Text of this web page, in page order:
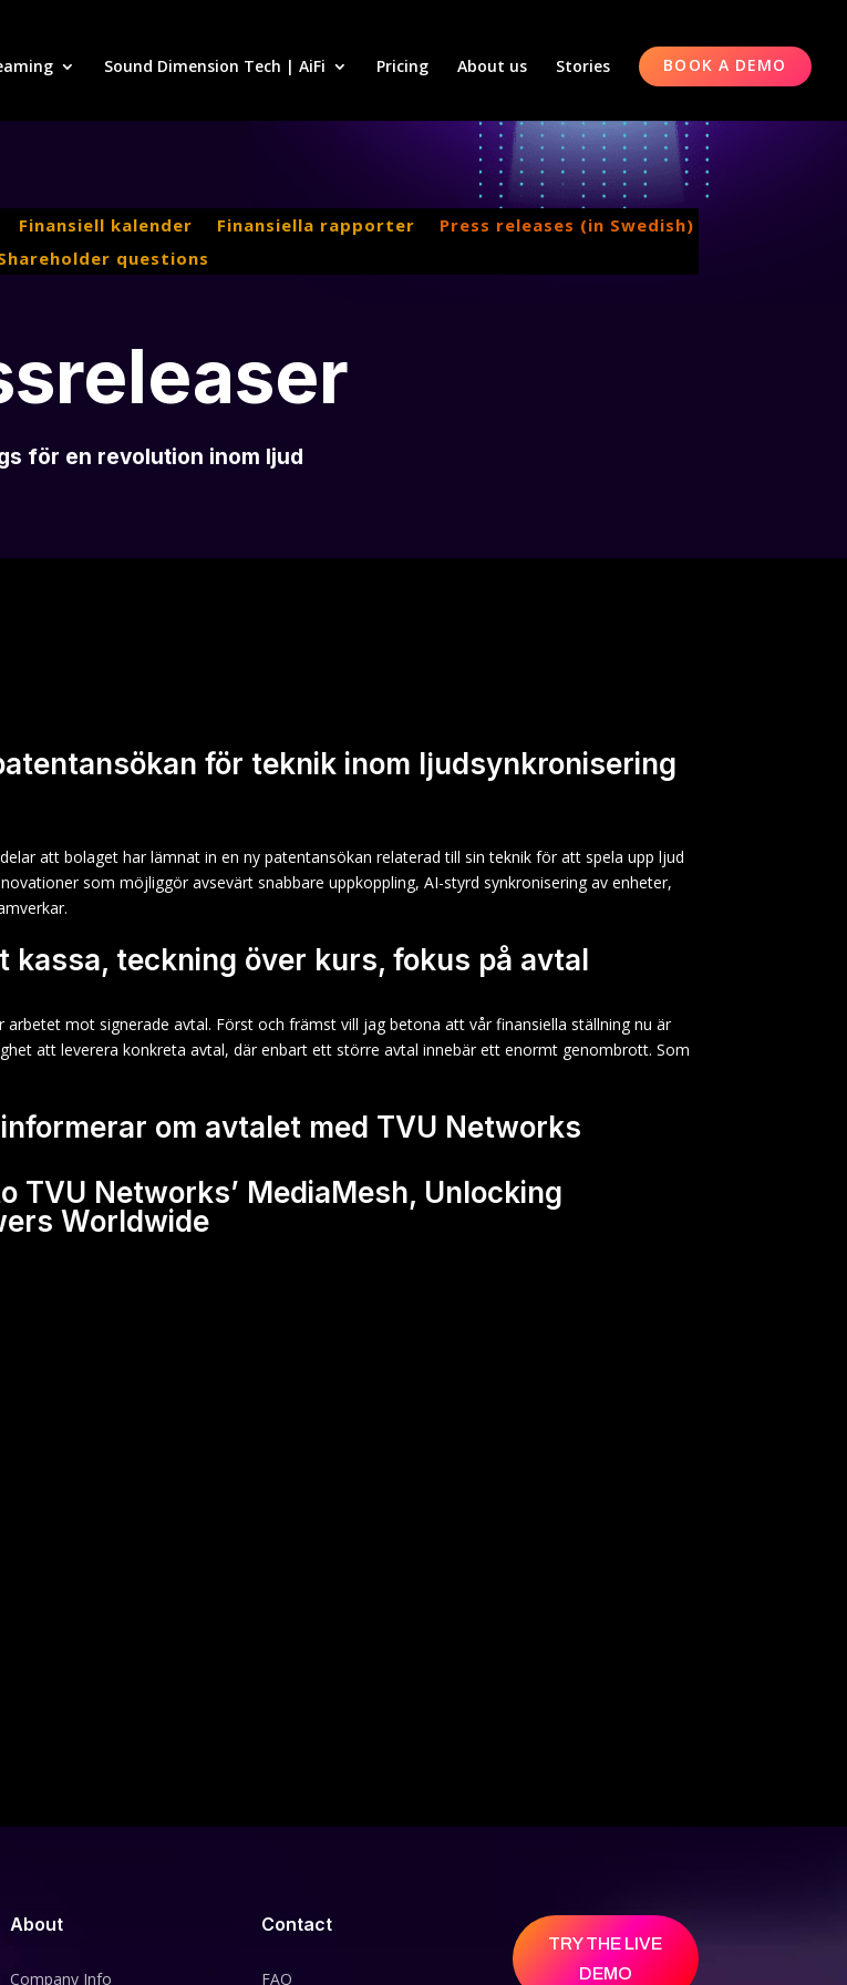
Sound Dimension Tech | AiFi Pricing About us Stories BOOK A DEMO
Finansiell kalender Finansiella rapporter
Press releases (in Swedish)
questions
för en revolution inom ljud
för teknik inom ljudsynkronisering
att bolaget har lämnat in en ny patentansökan relaterad till sin teknik för att spela upp ljud
som möjliggör avsevärt snabbare uppkoppling, AI-styrd synkronisering av enheter,
kassa, teckning över kurs, fokus på avtal
mot signerade avtal. Först och främst vill jag betona att vår finansiella ställning nu är
att leverera konkreta avtal, där enbart ett större avtal innebär ett enormt genombrott. Som
om avtalet med TVU Networks
TVU Networks’ MediaMesh, Unlocking
Worldwide
About
Company Info
Contact
FAQ
TRY THE LIVE
DEMO